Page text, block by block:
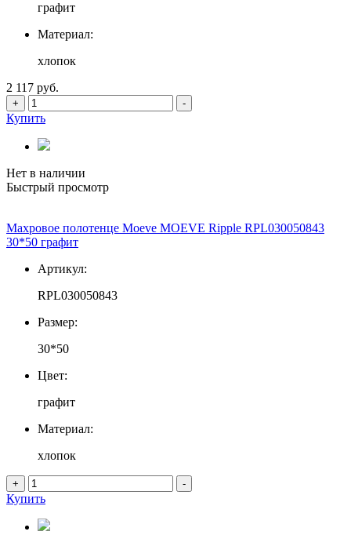
графит
Материал:
хлопок
2 117 руб.
+ -
Купить
Нет в наличии
Быстрый просмотр
Махровое полотенце Moeve MOEVE Ripple RPL030050843
30*50 графит
Артикул:
RPL030050843
Размер:
30*50
Цвет:
графит
Материал:
хлопок
+ -
Купить